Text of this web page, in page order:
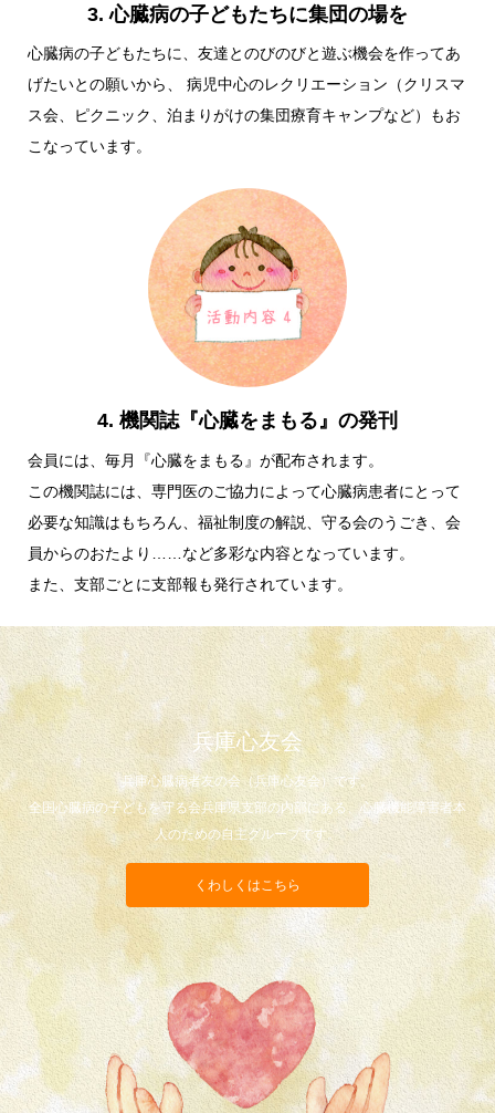
3. 心臓病の子どもたちに集団の場を
心臓病の子どもたちに、友達とのびのびと遊ぶ機会を作ってあ
げたいとの願いから、 病児中心のレクリエーション（クリスマ
ス会、ピクニック、泊まりがけの集団療育キャンプなど）もお
こなっています。
4. 機関誌『心臓をまもる』の発刊
会員には、毎月『心臓をまもる』が配布されます。
この機関誌には、専門医のご協力によって心臓病患者にとって
必要な知識はもちろん、福祉制度の解説、守る会のうごき、会
員からのおたより……など多彩な内容となっています。
また、支部ごとに支部報も発行されています。
兵庫心友会
兵庫心臓病者友の会（兵庫心友会）です。
全国心臓病の子どもを守る会兵庫県支部の内部にある、心臓機能障害者本
人のための自主グループです。
くわしくはこちら